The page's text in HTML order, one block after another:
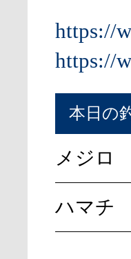
https://
https://
本日の
メジロ
ハマチ